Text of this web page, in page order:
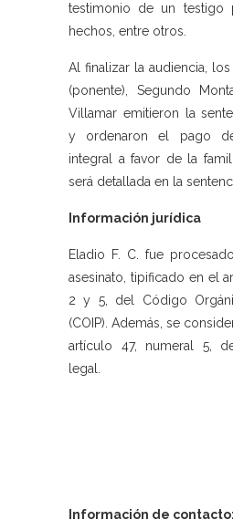
testimonio de un testigo
hechos, entre otros.
Al finalizar la audiencia,
(ponente), Segundo
Villamar emitieron la
y ordenaron el pago
integral a favor de la
será detallada en la
Información jurídica
Eladio F. C. fue
asesinato, tipificado en el
2 y 5, del Código
(COIP). Además, se
artículo 47, numeral 5,
legal.
Información de contacto: